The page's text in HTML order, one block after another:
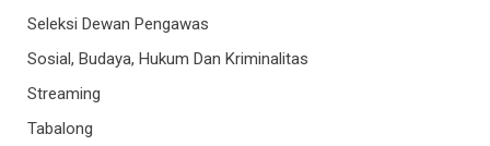
Seleksi Dewan Pengawas
Sosial, Budaya, Hukum Dan Kriminalitas
Streaming
Tabalong